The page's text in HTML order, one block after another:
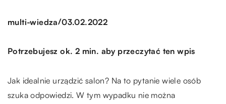
multi-wiedza/03.02.2022
Potrzebujesz ok. 2 min. aby przeczytać ten wpis
Jak idealnie urządzić salon? Na to pytanie wiele osób
szuka odpowiedzi. W tym wypadku nie można